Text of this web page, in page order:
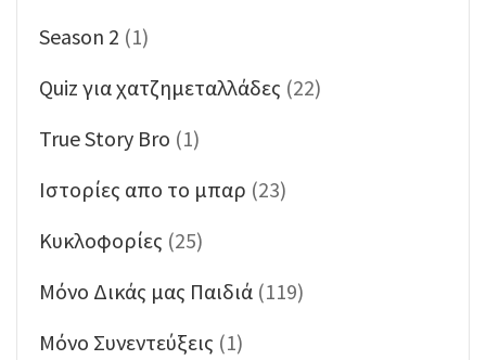
Season 2 (1)
Quiz για χατζημεταλλάδες (22)
True Story Bro (1)
Ιστορίες απο το μπαρ (23)
Κυκλοφορίες (25)
Μόνο Δικάς μας Παιδιά (119)
Μόνο Συνεντεύξεις (1)